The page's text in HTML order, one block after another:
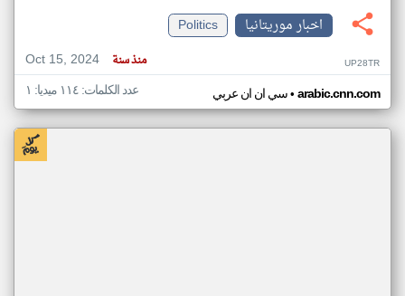
اخبار موريتانيا
Politics
Oct 15, 2024
منذ سنة UP28TR
سي ان ان عربي• arabic.cnn.com عدد الكلمات: ١١٤ ميديا: ١